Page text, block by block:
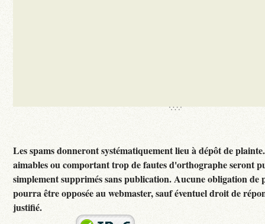
Les spams donneront systématiquement lieu à dépôt de
aimables ou comportant trop de fautes d'orthographe seront
simplement supprimés sans publication. Aucune obligation de
pourra être opposée au webmaster, sauf éventuel droit de
justifié.